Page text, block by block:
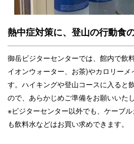
熱中症対策に、登山の行動食
御岳ビジターセンターでは、館内で飲
イオンウォーター、お茶)やカロリーメ
す。ハイキングや登山コースに入ると
ので、あらかじめご準備をお願いいたし
※ビジターセンター以外でも、ケーブ
も飲料水などはお買い求めできます。